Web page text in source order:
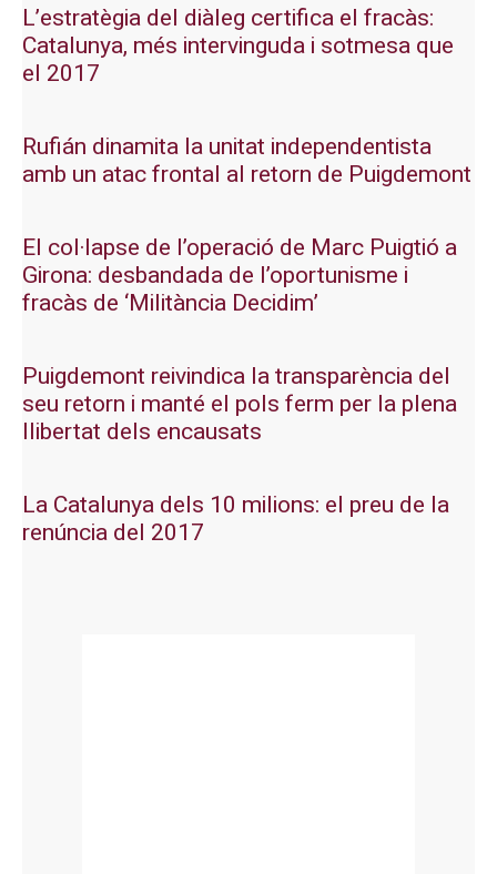
L’estratègia del diàleg certifica el fracàs:
Catalunya, més intervinguda i sotmesa que
el 2017
Rufián dinamita la unitat independentista
amb un atac frontal al retorn de Puigdemont
El col·lapse de l’operació de Marc Puigtió a
Girona: desbandada de l’oportunisme i
fracàs de ‘Militància Decidim’
Puigdemont reivindica la transparència del
seu retorn i manté el pols ferm per la plena
llibertat dels encausats
La Catalunya dels 10 milions: el preu de la
renúncia del 2017